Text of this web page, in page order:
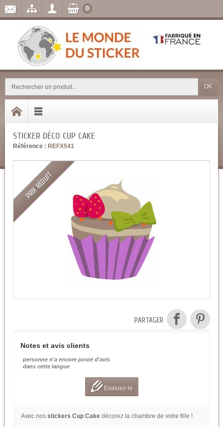
OK
0
STICKER DÉCO CUP CAKE
Référence : REFX541
PRIX RÉDUIT
PARTAGER
Notes et avis clients
personne n'a encore posté d'avis
dans cette langue
Evaluez-le
Avec nos stickers Cup Cake décorez la chambre de votre fille !